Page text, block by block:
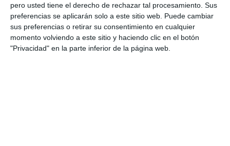
pero usted tiene el derecho de rechazar tal procesamiento. Sus
preferencias se aplicarán solo a este sitio web. Puede cambiar
sus preferencias o retirar su consentimiento en cualquier
momento volviendo a este sitio y haciendo clic en el botón
"Privacidad" en la parte inferior de la página web.
¿Qué incluye el material?
Este recurso incluye modelos de examen para
las siguientes asignaturas: